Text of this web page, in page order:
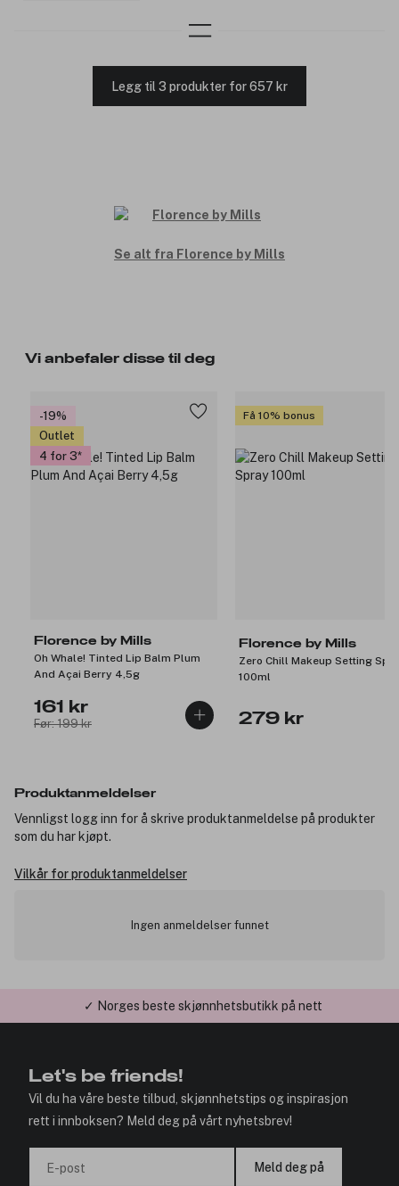
Legg til 3 produkter for 657 kr
Se alt fra Florence by Mills
Vi anbefaler disse til deg
-19%
Outlet
4 for 3
Florence by Mills
Oh Whale! Tinted Lip Balm Plum
And Açai Berry 4,5g
161 kr
Før: 199 kr
Få 10% bonus
Florence by Mills
Zero Chill Makeup Setting
100ml
279 kr
Produktanmeldelser
Vennligst logg inn for å skrive produktanmeldelse på produkter
som du har kjøpt.
Vilkår for produktanmeldelser
Ingen anmeldelser funnet
✓ Norges beste skjønnhetsbutikk på nett
Let's be friends!
Vil du ha våre beste tilbud, skjønnhetstips og inspirasjon
rett i innboksen? Meld deg på vårt nyhetsbrev!
E-post Meld deg på